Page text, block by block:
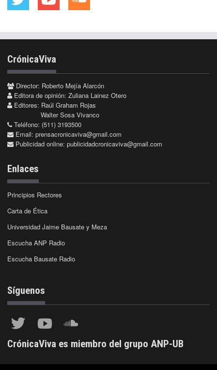
CrónicaViva
Director: Roberto Mejía Alarcón
Editora de opinión: Zuliana Lainez Otero
Editores: Raúl Graham Rojas
Walter Sosa Vivanco
Teléfono: (511) 3193500
Email: prensacronicaviva@gmail.com
Publicidad online: publicidadcronicaviva@gmail.com
Enlaces
Principios Rectores
Carta de Ética
Universidad Jaime Bausate y Meza
Escucha ANP Radio
Escucha Bausate Radio
Síguenos
CrónicaViva es miembro del grupo ANP-UB